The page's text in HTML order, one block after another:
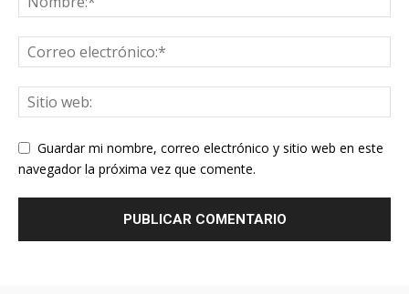
Guardar mi nombre, correo electrónico y sitio web en este
navegador la próxima vez que comente.